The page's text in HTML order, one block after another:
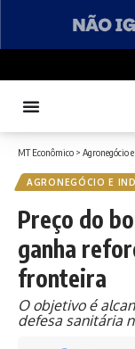
MT Econômico > Agronegócio
AGRONEGÓCIO E
Preço do
ganha
fronteira
O objetivo é
defesa sanitária